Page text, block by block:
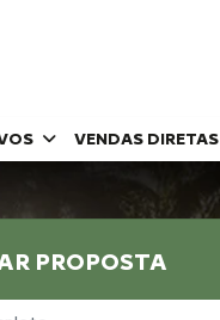
VENDAS DIRETAS
PROPOSTA